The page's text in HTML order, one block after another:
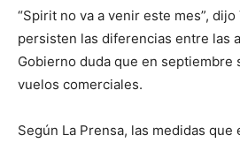
“Spirit no va a venir este mes”,
persisten las diferencias entre las
Gobierno duda que en septiembre
vuelos comerciales.
Según La Prensa, las medidas